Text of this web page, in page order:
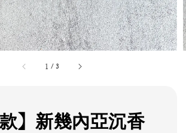
1 /3
款】新幾內亞沉香